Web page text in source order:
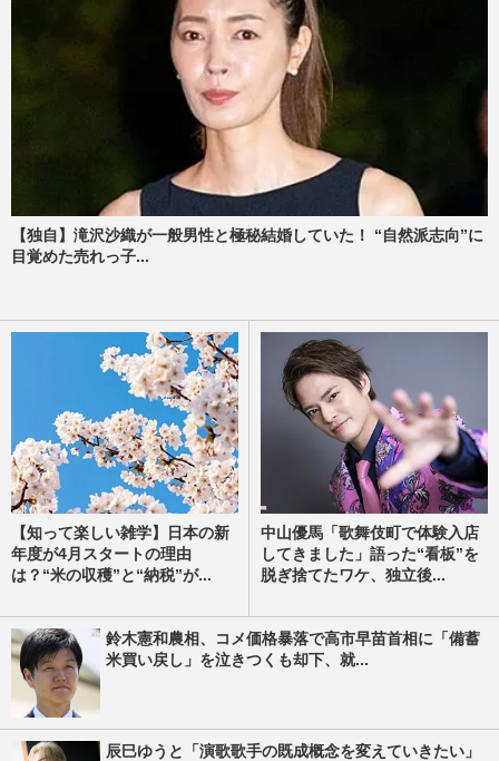
【独自】滝沢沙織が一般男性と極秘結婚していた！ “自然派志向”に
目覚めた売れっ子...
【知って楽しい雑学】日本の新
年度が4月スタートの理由
は？“米の収穫”と“納税”が...
中山優馬「歌舞伎町で体験入店
してきました」語った“看板”を
脱ぎ捨てたワケ、独立後...
鈴木憲和農相、コメ価格暴落で高市早苗首相に「備蓄
米買い戻し」を泣きつくも却下、就...
辰巳ゆうと「演歌歌手の既成概念を変えていきたい」